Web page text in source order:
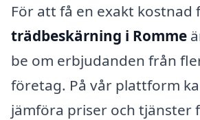
För att få en exakt kostnad
trädbeskärning i Romme
be om erbjudanden från
företag. På vår plattform
jämföra priser och tjänster